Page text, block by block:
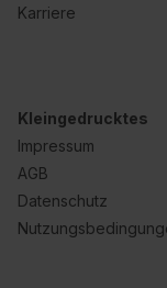
Karriere
Kleingedrucktes
Impressum
AGB
Datenschutz